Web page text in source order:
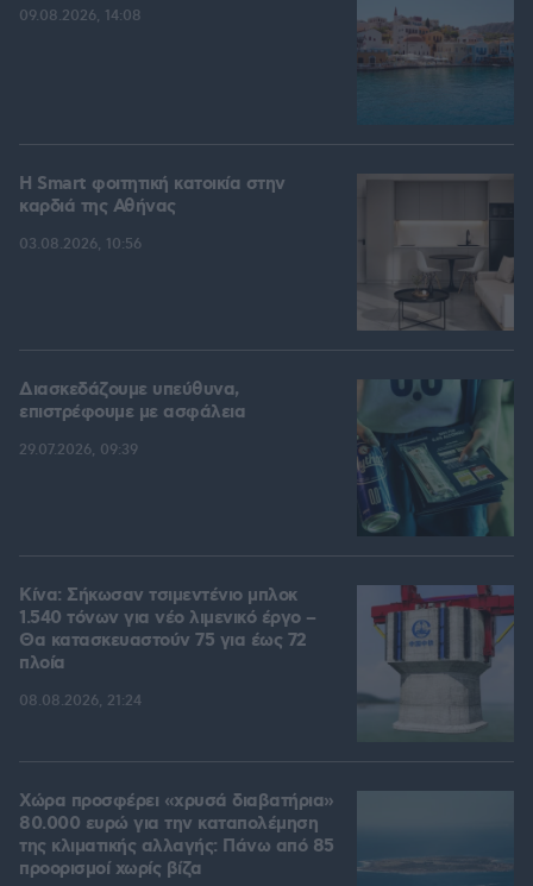
09.08.2026, 14:08
Η Smart φοιτητική κατοικία στην
καρδιά της Αθήνας
03.08.2026, 10:56
Διασκεδάζουμε υπεύθυνα,
επιστρέφουμε με ασφάλεια
29.07.2026, 09:39
Κίνα: Σήκωσαν τσιμεντένιο μπλοκ
1.540 τόνων για νέο λιμενικό έργο –
Θα κατασκευαστούν 75 για έως 72
πλοία
08.08.2026, 21:24
Χώρα προσφέρει «χρυσά διαβατήρια»
80.000 ευρώ για την καταπολέμηση
της κλιματικής αλλαγής: Πάνω από 85
προορισμοί χωρίς βίζα